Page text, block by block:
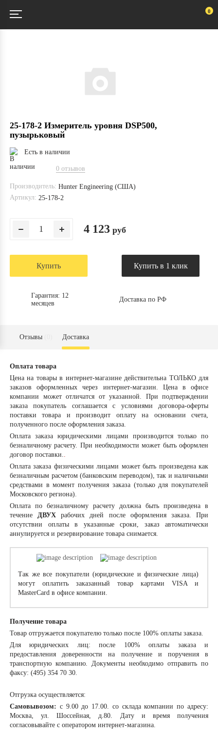
0
25-178-2 Измеритель уровня DSP500,
пузырьковый
Есть в наличии
0 отзывов
Производитель: Hunter Engineering (США)
Артикул: 25-178-2
4 123 руб
Купить Купить в 1 клик
Гарантия: 12
месяцев
Доставка по РФ
Отзывы Доставка
Оплата товара
Цена на товары в интернет-магазине действительна ТОЛЬКО для
заказов оформленных через интернет-магазин. Цена в офисе
компании может отличатся от указанной. При подтверждении
заказа покупатель соглашается с условиями договора-оферты
поставки товара и производит оплату на основании счета,
полученного после оформления заказа.
Оплата заказа юридическими лицами производится только по
безналичному расчету. При необходимости может быть оформлен
договор поставки..
Оплата заказа физическими лицами может быть произведена как
безналичным расчетом (банковским переводом), так и наличными
средствами в момент получения заказа (только для покупателей
Московского региона).
Оплата по безналичному расчету должна быть произведена в
течениеДВУХ рабочих дней после оформления заказа. При
отсутствии оплаты в указанные сроки, заказ автоматически
аннулируется и резервирование товара снимается.
Так же все покупатели (юридические и физические лица)
могут оплатить заказанный товар картами VISA и
MasterCard в офисе компании.
Получение товара
Товар отгружается покупателю только после 100% оплаты заказа.
Для юридических лиц: после 100% оплаты заказа и
предоставления доверенности на получение и поручения в
транспортную компанию. Документы необходимо отправить по
факсу: (495) 354 70 30.
Отгрузка осуществляется:
Самовывозом: с 9.00 до 17.00. со склада компании по адресу:
Москва, ул. Шоссейная, д.80. Дату и время получения
согласовывайте с оператором интернет-магазина.